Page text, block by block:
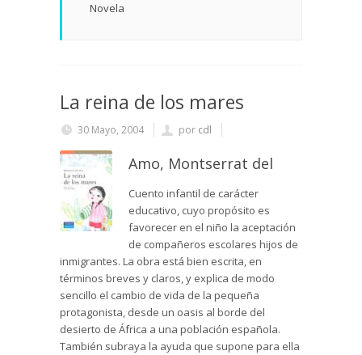
Novela
La reina de los mares
30 Mayo, 2004 por cdl
Amo, Montserrat del
Cuento infantil de carácter
educativo, cuyo propósito es
favorecer en el niño la aceptación
de compañeros escolares hijos de
inmigrantes. La obra está bien escrita, en
términos breves y claros, y explica de modo
sencillo el cambio de vida de la pequeña
protagonista, desde un oasis al borde del
desierto de África a una población española.
También subraya la ayuda que supone para ella